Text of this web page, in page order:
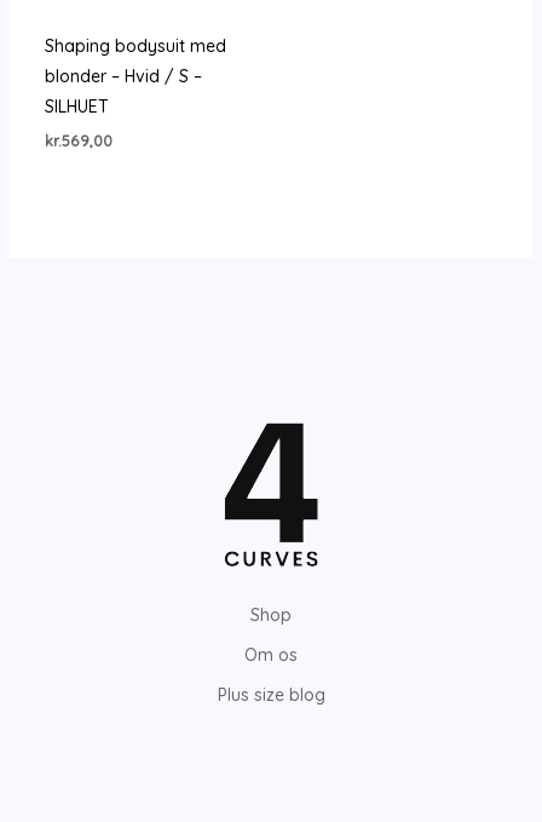
Shaping bodysuit med
blonder – Hvid / S –
SILHUET
kr.569,00
Shop
Om os
Plus size blog